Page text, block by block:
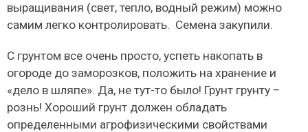
выращивания (свет, тепло, водный режим) можно
самим легко контролировать. Семена закупили.
С грунтом все очень просто, успеть накопать в
огороде до заморозков, положить на хранение и
«дело в шляпе». Да, не тут-то было! Грунт грунту –
рознь! Хороший грунт должен обладать
определенными агрофизическими свойствами